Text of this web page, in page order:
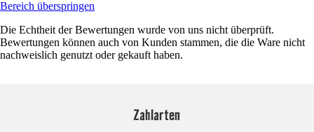
Bereich überspringen
Die Echtheit der Bewertungen wurde von uns nicht überprüft.
Bewertungen können auch von Kunden stammen, die die Ware nicht
nachweislich genutzt oder gekauft haben.
Zahlarten